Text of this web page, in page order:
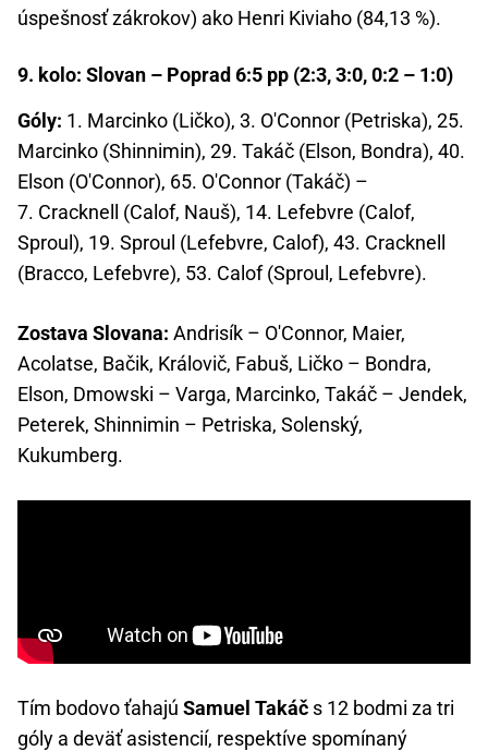
úspešnosť zákrokov) ako Henri Kiviaho (84,13 %).
9. kolo: Slovan – Poprad 6:5 pp (2:3, 3:0, 0:2 – 1:0)
Góly: 1. Marcinko (Ličko), 3. O'Connor (Petriska), 25.
Marcinko (Shinnimin), 29. Takáč (Elson, Bondra), 40.
Elson (O'Connor), 65. O'Connor (Takáč) –
7. Cracknell (Calof, Nauš), 14. Lefebvre (Calof,
Sproul), 19. Sproul (Lefebvre, Calof), 43. Cracknell
(Bracco, Lefebvre), 53. Calof (Sproul, Lefebvre).
Zostava Slovana: Andrisík – O'Connor, Maier,
Acolatse, Bačik, Královič, Fabuš, Ličko – Bondra,
Elson, Dmowski – Varga, Marcinko, Takáč – Jendek,
Peterek, Shinnimin – Petriska, Solenský,
Kukumberg.
Tím bodovo ťahajú Samuel Takáč s 12 bodmi za tri
góly a deväť asistencií, respektíve spomínaný